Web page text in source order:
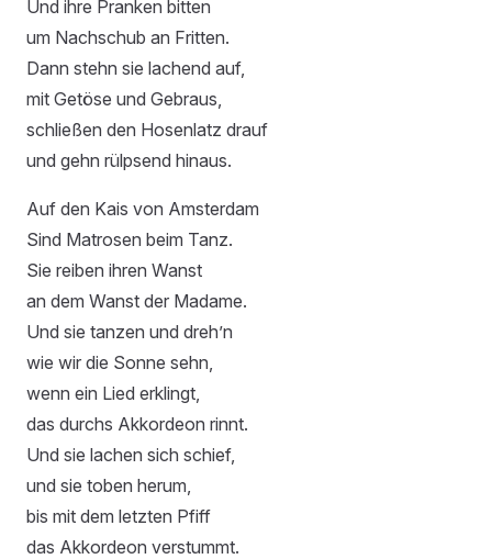
Und ihre Pranken bitten
um Nachschub an Fritten.
Dann stehn sie lachend auf,
mit Getöse und Gebraus,
schließen den Hosenlatz drauf
und gehn rülpsend hinaus.
Auf den Kais von Amsterdam
Sind Matrosen beim Tanz.
Sie reiben ihren Wanst
an dem Wanst der Madame.
Und sie tanzen und dreh’n
wie wir die Sonne sehn,
wenn ein Lied erklingt,
das durchs Akkordeon rinnt.
Und sie lachen sich schief,
und sie toben herum,
bis mit dem letzten Pfiff
das Akkordeon verstummt.